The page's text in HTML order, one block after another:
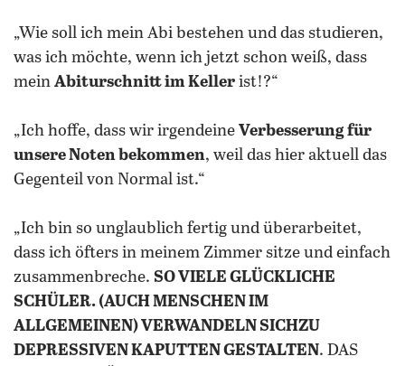
„Wie soll ich mein Abi bestehen und das studieren,
was ich möchte, wenn ich jetzt schon weiß, dass
mein Abiturschnitt im Keller ist!?“
„Ich hoffe, dass wir irgendeine Verbesserung für
unsere Noten bekommen, weil das hier aktuell das
Gegenteil von Normal ist.“
„Ich bin so unglaublich fertig und überarbeitet,
dass ich öfters in meinem Zimmer sitze und einfach
zusammenbreche. SO VIELE GLÜCKLICHE
SCHÜLER. (AUCH MENSCHEN IM
ALLGEMEINEN) VERWANDELN SICHZU
DEPRESSIVEN KAPUTTEN GESTALTEN. DAS